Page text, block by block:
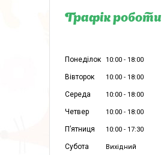
Графік роботи
Понеділок 10:00 18:00
Вівторок 10:00 18:00
Середа 10:00 18:00
Четвер 10:00 18:00
Пʼятниця 10:00 17:30
Субота Вихідний